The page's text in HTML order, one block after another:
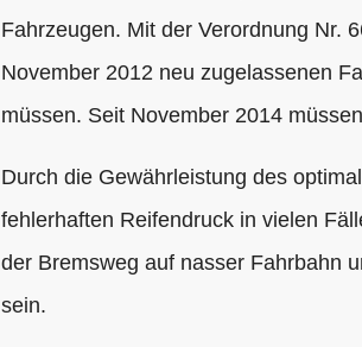
Fahrzeugen. Mit der Verordnung Nr.
November 2012 neu zugelassenen
müssen. Seit November 2014
Durch die Gewährleistung des
fehlerhaften Reifendruck in vielen
der Bremsweg auf nasser Fahrbahn
sein.